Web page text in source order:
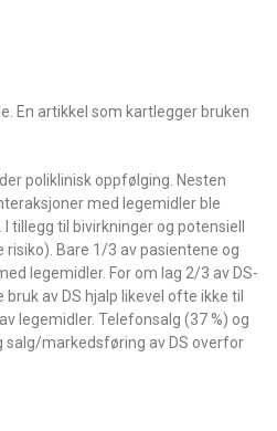
En artikkel som kartlegger bruken
poliklinisk oppfølging. Nesten
med legemidler ble
til bivirkninger og potensiell
Bare 1/3 av pasientene og
legemidler. For om lag 2/3 av DS-
av DS hjalp likevel ofte ikke til
legemidler. Telefonsalg (37 %) og
salg/markedsføring av DS overfor